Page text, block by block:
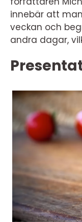
innebär att
veckan och
andra dagar,